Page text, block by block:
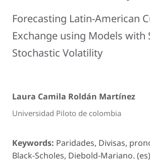
Forecasting Latin-American
Exchange using Models with
Stochastic Volatility
Laura Camila Roldán Martínez
Universidad Piloto de colombia
Keywords: Paridades, Divisas,
Black-Scholes, Diebold-Mariano.